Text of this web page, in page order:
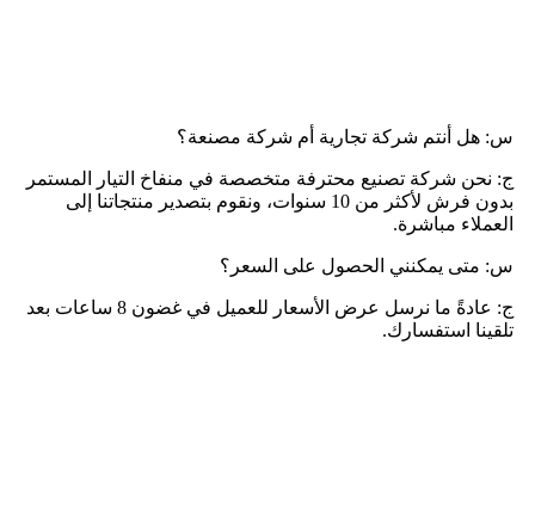
س: هل أنتم شركة تجارية أم شركة مصنعة؟
ج: نحن شركة تصنيع محترفة متخصصة في منفاخ التيار المستمر
بدون فرش لأكثر من 10 سنوات، ونقوم بتصدير منتجاتنا إلى
العملاء مباشرة.
س: متى يمكنني الحصول على السعر؟
ج: عادةً ما نرسل عرض الأسعار للعميل في غضون 8 ساعات بعد
تلقينا استفسارك.